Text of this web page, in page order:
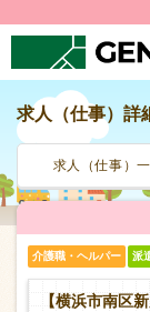
求人（仕事）詳
求人（仕事）
介護職・ヘルパー 派
【横浜市南区